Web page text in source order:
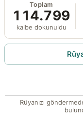
Toplam
114.799
kalbe dokunuldu
Rüyanızı